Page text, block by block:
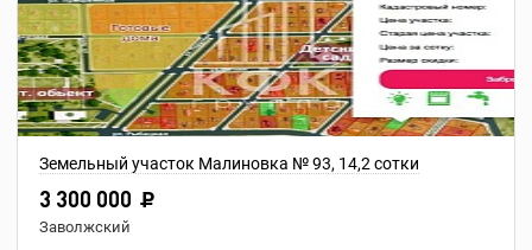
Земельный участок Малиновка № 93, 14,2 сотки
3 300 000
Заволжский